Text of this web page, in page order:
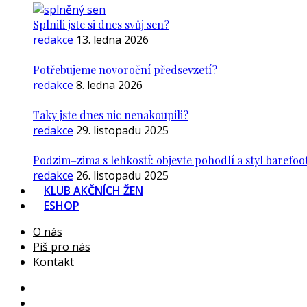
Splnili jste si dnes svůj sen?
redakce 13. ledna 2026
Potřebujeme novoroční předsevzetí?
redakce 8. ledna 2026
Taky jste dnes nic nenakoupili?
redakce 29. listopadu 2025
Podzim–zima s lehkostí: objevte pohodlí a styl
redakce 26. listopadu 2025
KLUB AKČNÍCH ŽEN
ESHOP
O nás
Piš pro nás
Kontakt